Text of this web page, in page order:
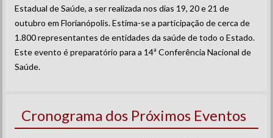
Estadual de Saúde, a ser realizada nos dias 19, 20 e 21 de
outubro em Florianópolis. Estima-se a participação de cerca de
1.800 representantes de entidades da saúde de todo o Estado.
Este evento é preparatório para a 14ª Conferência Nacional de
Saúde.
Cronograma dos Próximos Eventos